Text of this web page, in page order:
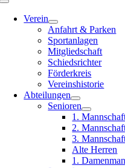
Toggle
NavigationVerein
Anfahrt & Parken
Sportanlagen
Mitgliedschaft
Schiedsrichter
Förderkreis
Vereinshistorie
Abteilungen
Senioren
1.
2.
3.
Alte Herren
1.